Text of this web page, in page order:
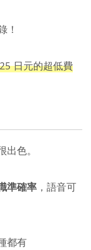
！
日元的超低費
色。
準確率 ，語音可
都有